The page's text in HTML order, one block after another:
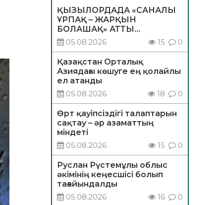
ҚЫЗЫЛОРДАДА «САНАЛЫ
ҰРПАҚ – ЖАРҚЫН
БОЛАШАҚ» АТТЫ
КЕҢЕЙТІЛГЕН МӘЖІЛІС
ӨТТІ
05.08.2026 15 0
Қазақстан Орталық
Азиядағы көшуге ең қолайлы
ел атанды
05.08.2026
18 0
Өрт қауіпсіздігі талаптарын
сақтау – әр азаматтың
міндеті
05.08.2026
15 0
Руслан Рүстемұлы облыс
әкімінің кеңесшісі болып
тағайындалды
05.08.2026
16 0